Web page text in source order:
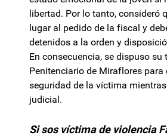
libertad. Por lo tanto, consideró
lugar al pedido de la fiscal y
detenidos a la orden y
En consecuencia, se dispuso
Penitenciario de Miraflores para
seguridad de la víctima
judicial.
Si sos víctima de violencia